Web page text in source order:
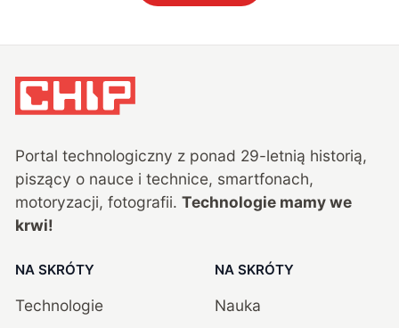
Portal technologiczny z ponad 29-letnią historią,
piszący o nauce i technice, smartfonach,
motoryzacji, fotografii. Technologie mamy we
krwi!
NA SKRÓTY
Technologie
NA SKRÓTY
Nauka